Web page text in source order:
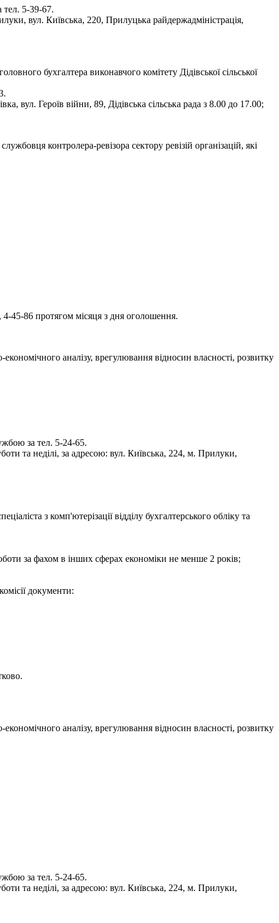
тел. 5-39-67.
вул. Київська, 220, Прилуцька райдержадміністрація,
бухгалтера виконавчого комітету Дідівської сільської
вул. Героїв війни, 89, Дідівська сільська рада з 8.00 до 17.00;
контролера-ревізора сектору ревізій організацій, які
45-86 протягом місяця з дня оголошення.
аналізу, врегулювання відносин власності, розвитку
за тел. 5-24-65.
та неділі, за адресою: вул. Київська, 224, м. Прилуки,
з комп'ютерізації відділу бухгалтерського обліку та
за фахом в інших сферах економіки не менше 2 років;
документи:
аналізу, врегулювання відносин власності, розвитку
за тел. 5-24-65.
та неділі, за адресою: вул. Київська, 224, м. Прилуки,